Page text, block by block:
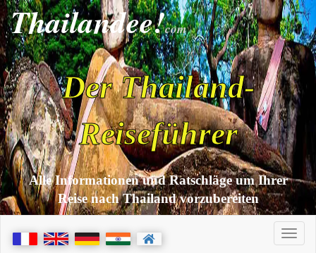
Thailandee!com
Der Thailand-
Reiseführer
Alle Informationen und Ratschläge um Ihrer
Reise nach Thailand vorzubereiten